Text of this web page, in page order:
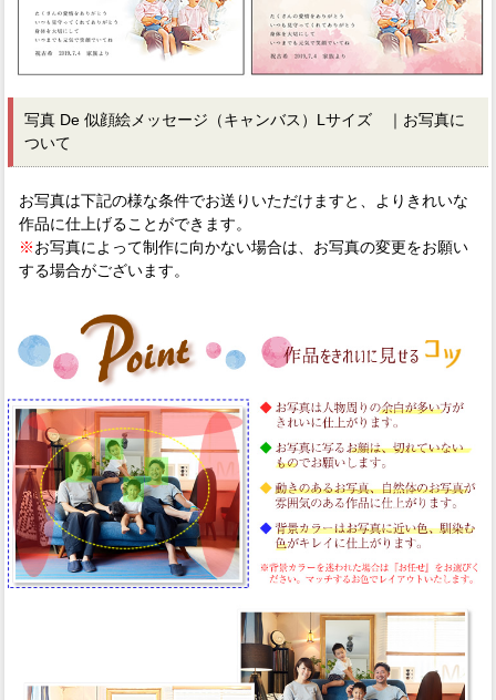
写真 De 似顔絵メッセージ（キャンバス）Lサイズ ｜お写真に
ついて
お写真は下記の様な条件でお送りいただけますと、よりきれいな
作品に仕上げることができます。
※お写真によって制作に向かない場合は、お写真の変更をお願い
する場合がございます。